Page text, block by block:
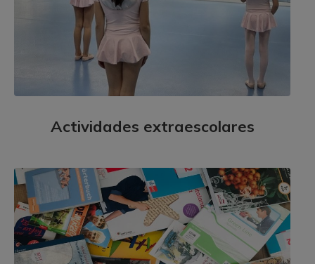
Actividades extraescolares